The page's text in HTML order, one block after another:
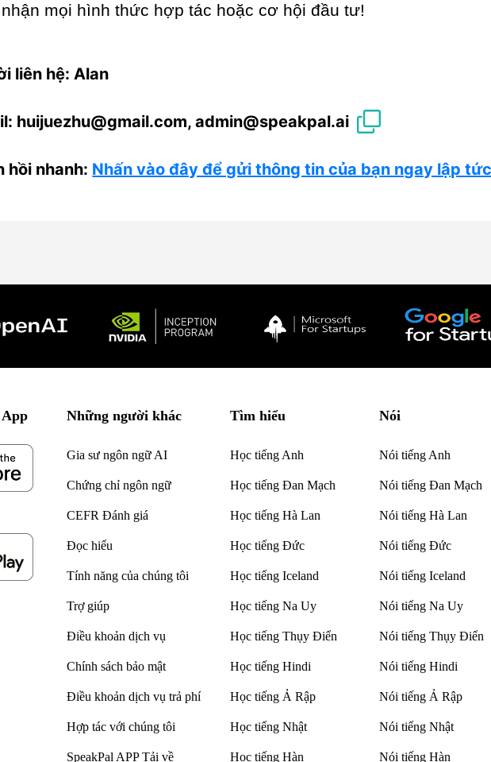
mọi hình thức hợp tác hoặc cơ hội đầu tư!
liên hệ: Alan
huijuezhu@gmail.com, admin@speakpal.ai
hồi nhanh: Nhấn vào đây để gửi thông tin của bạn ngay lập
App Những người khác
Gia sư ngôn ngữ AI
Chứng chỉ ngôn ngữ
CEFR Đánh giá
Đọc hiểu
Tính năng của chúng tôi
Trợ giúp
Điều khoản dịch vụ
Chính sách bảo mật
Điều khoản dịch vụ trả phí
Hợp tác với chúng tôi
SpeakPal APP Tải về
Tìm hiểu
Học tiếng Anh
Học tiếng Đan Mạch
Học tiếng Hà Lan
Học tiếng Đức
Học tiếng Iceland
Học tiếng Na Uy
Học tiếng Thụy Điển
Học tiếng Hindi
Học tiếng Ả Rập
Học tiếng Nhật
Học tiếng Hàn
Nói
Nói tiếng Anh
Nói tiếng Đan Mạch
Nói tiếng Hà Lan
Nói tiếng Đức
Nói tiếng Iceland
Nói tiếng Na Uy
Nói tiếng Thụy Điển
Nói tiếng Hindi
Nói tiếng Ả Rập
Nói tiếng Nhật
Nói tiếng Hàn